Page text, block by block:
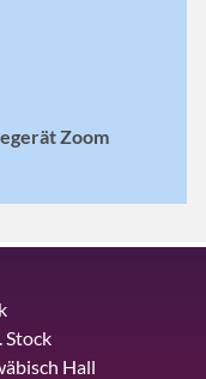
Zoom
Stock
Hall